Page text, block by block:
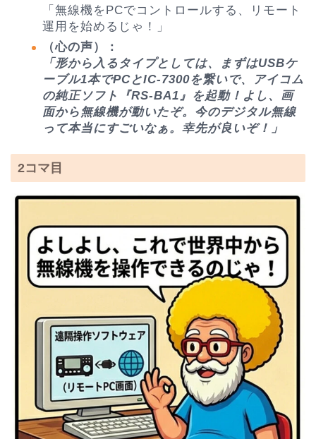
「無線機をPCでコントロールする、リモート
運用を始めるじゃ！」
（心の声）：
「形から入るタイプとしては、まずはUSBケ
ーブル1本でPCとIC-7300を繋いで、アイコム
の純正ソフト『RS-BA1』を起動！よし、画
面から無線機が動いたぞ。今のデジタル無線
って本当にすごいなぁ。幸先が良いぞ！」
2コマ目